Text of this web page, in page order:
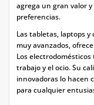
agrega un gran valor
preferencias.
Las tabletas, laptops
muy avanzados,
Los
trabajo y el ocio. Su
innovadoras lo hacen
para cualquier